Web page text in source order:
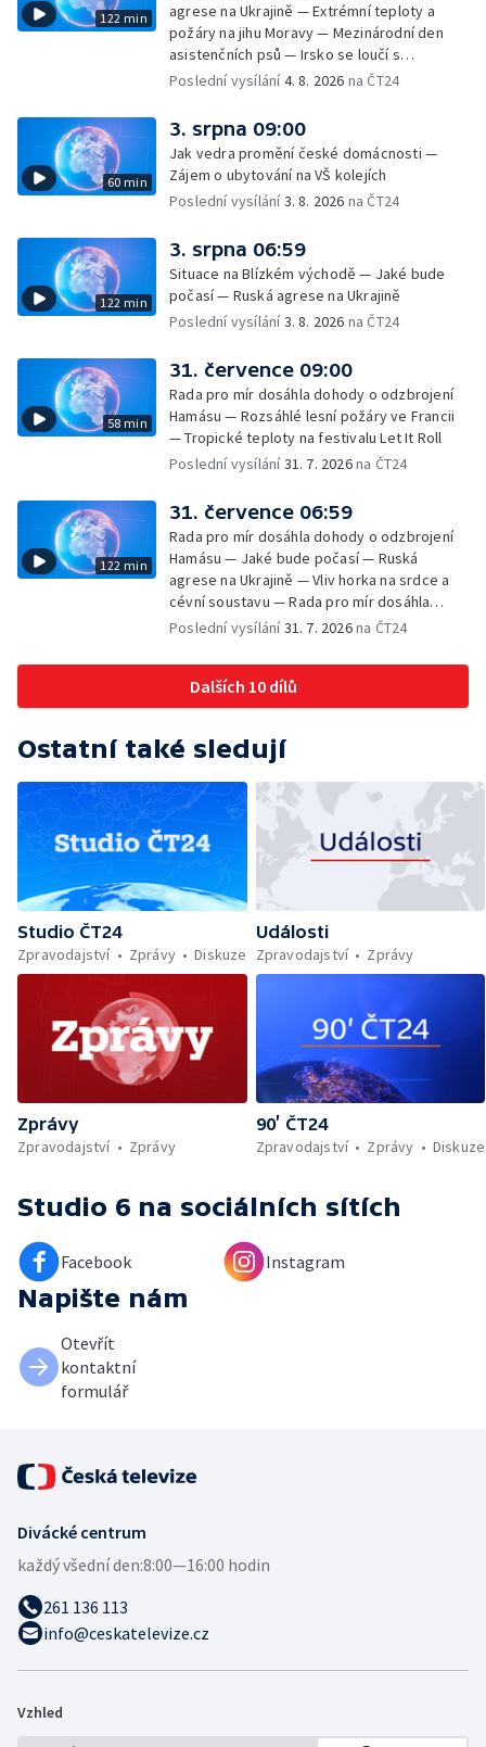
122 min
agrese na Ukrajině — Extrémní teploty a
požáry na jihu Moravy — Mezinárodní den
asistenčních psů — Irsko se loučí s
hudebníkem Glenem Hansardem
Poslední vysílání4. 8. 2026 na ČT24
60 min
3. srpna 09:00
Jak vedra promění české domácnosti —
Zájem o ubytování na VŠ kolejích
Poslední vysílání3. 8. 2026 na ČT24
122 min
3. srpna 06:59
Situace na Blízkém východě — Jaké bude
počasí — Ruská agrese na Ukrajině
Poslední vysílání3. 8. 2026 na ČT24
58 min
31. července 09:00
Rada pro mír dosáhla dohody o odzbrojení
Hamásu — Rozsáhlé lesní požáry ve Francii
— Tropické teploty na festivalu Let It Roll
Poslední vysílání31. 7. 2026na ČT24
122 min
31. července 06:59
Rada pro mír dosáhla dohody o odzbrojení
Hamásu — Jaké bude počasí — Ruská
agrese na Ukrajině — Vliv horka na srdce a
cévní soustavu — Rada pro mír dosáhla
dohody o odzbrojení Hamásu — Dokument
začíná výplata superdávky — Tropické
teploty zatěžují i volně žijící zvířata
Poslední vysílání31. 7. 2026na ČT24
Dalších 10 dílů
Ostatní také sledují
Studio ČT24
Zpravodajství
Zprávy Diskuze
Události
Zpravodajství
Zprávy
Zprávy
Zpravodajství
Zprávy
90’ ČT24
Zpravodajství
Zprávy Diskuze
Studio 6 na sociálních sítích
Facebook Instagram
Napište nám
Otevřít
kontaktní
formulář
Divácké centrum
každý všední den:8:00—16:00 hodin
261 136 113
info@ceskatelevize.cz
Vzhled